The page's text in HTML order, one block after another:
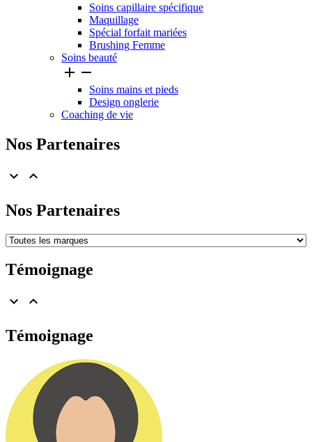
Soins capillaire spécifique
Maquillage
Spécial forfait mariées
Brushing Femme
Soins beauté
 
Soins mains et pieds
Design onglerie
Coaching de vie
Nos Partenaires
 
Nos Partenaires
Témoignage
 
Témoignage